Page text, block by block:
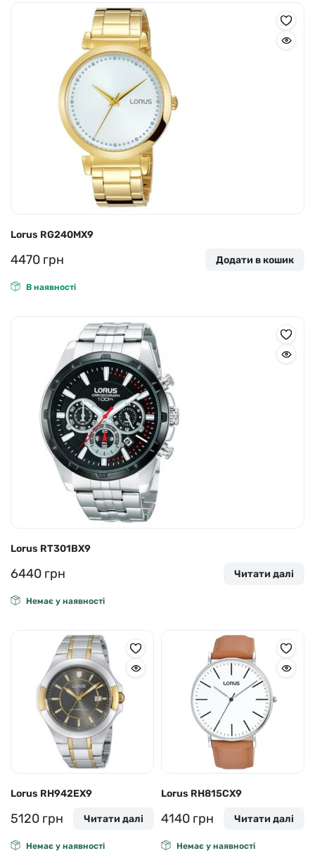
Lorus RG240MX9
4470 грн Додати в кошик
В наявності
Lorus RT301BX9
6440 грн Читати далі
Немає у наявності
Lorus RH942EX9
5120 грн Читати далі
Немає у наявності
Lorus RH815CX9
4140 грн Читати далі
Немає у наявності